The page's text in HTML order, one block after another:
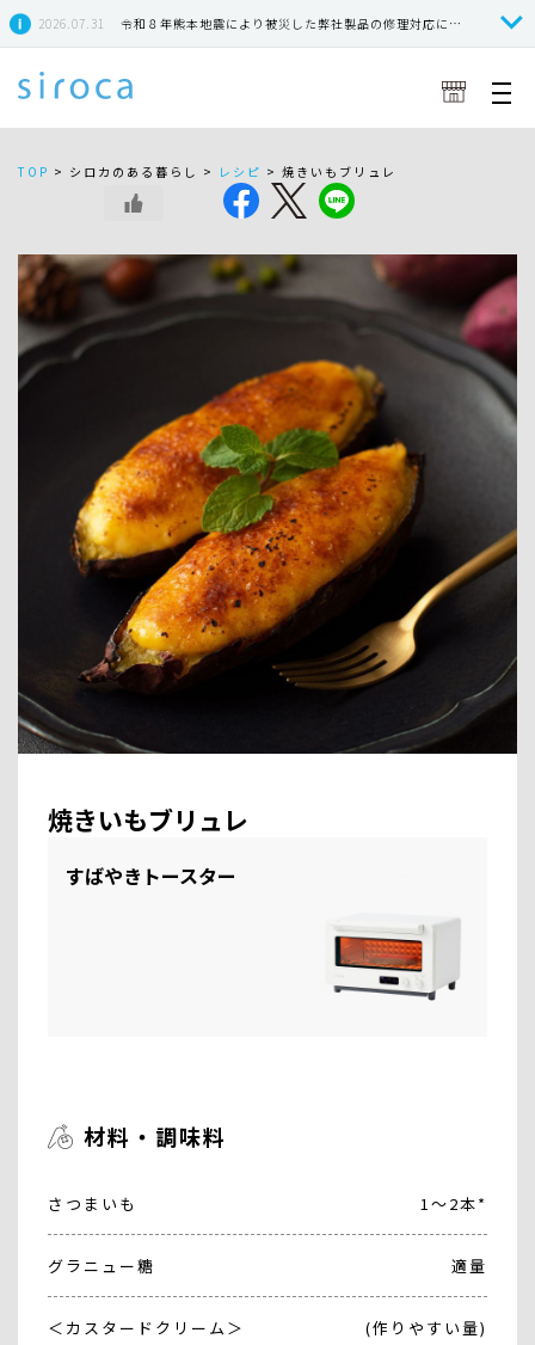
2026.07.31 令和８年熊本地震により被災した弊社製品の修理対応につきまして
TOP > シロカのある暮らし > レシピ > 焼きいもブリュレ
焼きいもブリュレ
すばやきトースター
材料・調味料
さつまいも 1～2本*
グラニュー糖 適量
＜カスタードクリーム＞ (作りやすい量)